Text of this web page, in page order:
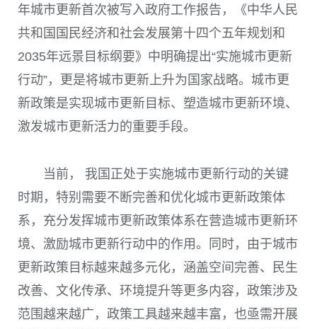
年城市更新首次被写入政府工作报告，《中华人民
共和国国民经济和社会发展第十四个五年规划和
2035年远景目标纲要》中明确提出“实施城市更新
行动”，更是将城市更新上升为国家战略。城市更
新政策是实现城市更新目标、塑造城市更新环境、
激发城市更新活力的重要手段。
当前， 我国正处于实施城市更新行动的关键
时期，特别需要不断完善和优化城市更新政策体
系，充分发挥城市更新政策体系在营造城市更新环
境、激励城市更新行动中的作用。同时，由于城市
更新政策目标越来越多元化，涵盖空间完善、民生
改善、文化传承、环境提升等更多内容，政策涉及
范围越来越广，政策工具越来越丰富，也亟需开展